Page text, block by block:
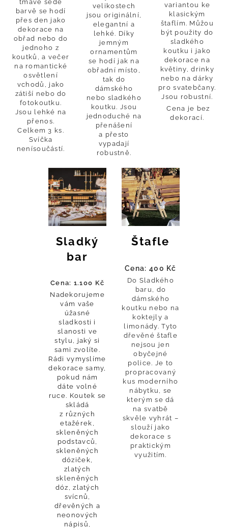
tmavě šedé
barvě se hodí
přes den jako
dekorace na
obřad nebo do
jednoho z
koutků, a večer
na romantické
osvětlení
vchodů, jako
zátiší nebo do
fotokoutku.
Jsou lehké na
přenos.
Celkem 3 ks.
Svíčka
nenísoučástí.
velikostech
jsou originální,
elegantní a
lehké. Díky
jemným
ornamentům
se hodí jak na
obřadní místo,
tak do
dámského
nebo sladkého
koutku. Jsou
jednoduché na
přenášení
a přesto
vypadají
robustně.
variantou ke
klasickým
štaflím. Můžou
být použity do
sladkého
koutku i jako
dekorace na
květiny, drinky
nebo na dárky
pro svatebčany.
Jsou robustní.
Cena je bez
dekorací.
Sladký
bar
Cena: 1.100 Kč
Nadekorujeme
vám vaše
úžasné
sladkosti i
slanosti ve
stylu, jaký si
sami zvolíte.
Rádi vymyslíme
dekorace samy,
pokud nám
dáte volné
ruce. Koutek se
skládá
z různých
etažérek,
skleněných
podstavců,
skleněných
dóziček,
zlatých
skleněných
dóz, zlatých
svícnů,
dřevěných a
neonových
nápisů,
Štafle
Cena: 400 Kč
Do Sladkého
baru, do
dámského
koutku nebo na
koktejly a
limonády. Tyto
dřevěné štafle
nejsou jen
obyčejné
police. Je to
propracovaný
kus moderního
nábytku, se
kterým se dá
na svatbě
skvěle vyhrát –
slouží jako
dekorace s
praktickým
využitím.